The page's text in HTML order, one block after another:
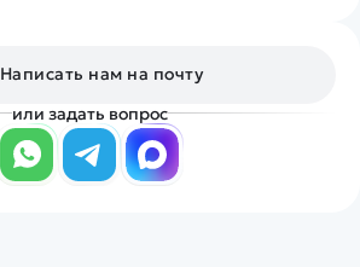
Написать нам на почту
или задать вопрос